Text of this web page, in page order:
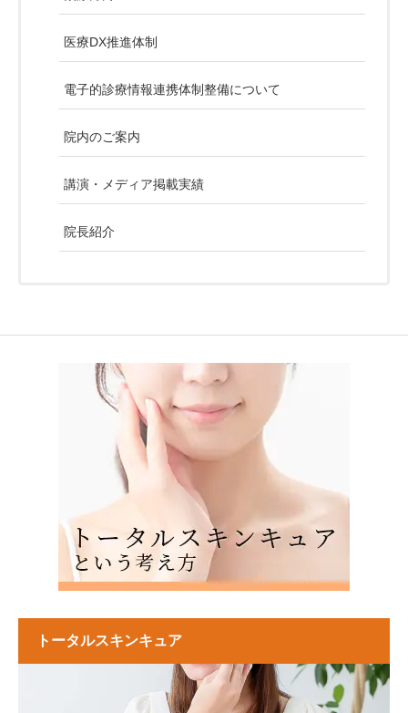
医療DX推進体制
電子的診療情報連携体制整備について
院内のご案内
講演・メディア掲載実績
院長紹介
トータルスキンキュア